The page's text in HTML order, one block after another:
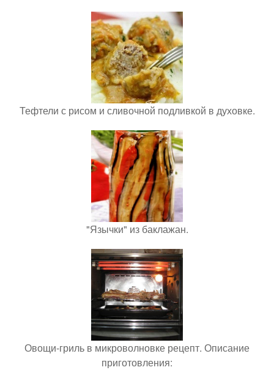
Тефтели с рисом и сливочной подливкой в духовке.
"Язычки" из баклажан.
Овощи-гриль в микроволновке рецепт. Описание
приготовления: